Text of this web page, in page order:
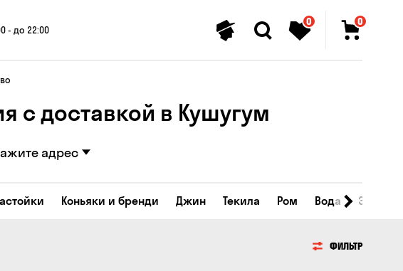
- до 22:00
0 0
с доставкой в Кушугум
адрес
Коньяки и бренди Джин Текила Ром Вода
ФИЛЬТР